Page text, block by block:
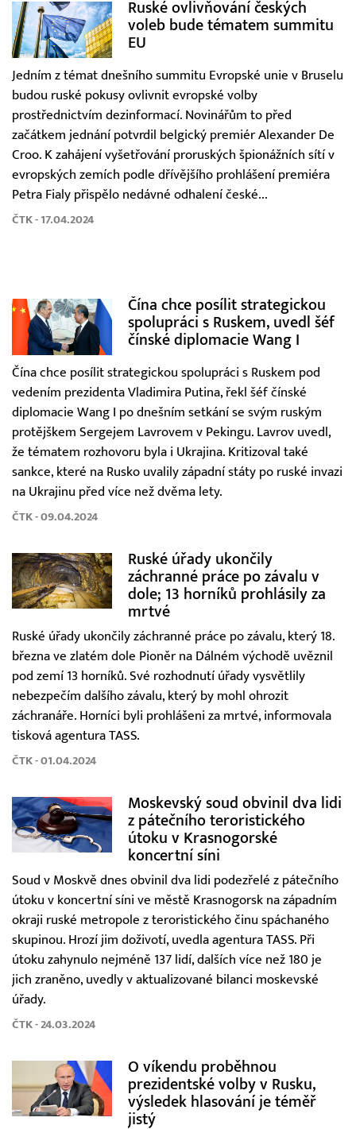
Ruské ovlivňování českých
voleb bude tématem summitu
EU
Jedním z témat dnešního summitu Evropské unie v Bruselu
budou ruské pokusy ovlivnit evropské volby
prostřednictvím dezinformací. Novinářům to před
začátkem jednání potvrdil belgický premiér Alexander De
Croo. K zahájení vyšetřování proruských špionážních sítí v
evropských zemích podle dřívějšího prohlášení premiéra
Petra Fialy přispělo nedávné odhalení české...
ČTK - 17.04.2024
Čína chce posílit strategickou
spolupráci s Ruskem, uvedl šéf
čínské diplomacie Wang I
Čína chce posílit strategickou spolupráci s Ruskem pod
vedením prezidenta Vladimira Putina, řekl šéf čínské
diplomacie Wang I po dnešním setkání se svým ruským
protějškem Sergejem Lavrovem v Pekingu. Lavrov uvedl,
že tématem rozhovoru byla i Ukrajina. Kritizoval také
sankce, které na Rusko uvalily západní státy po ruské invazi
na Ukrajinu před více než dvěma lety.
ČTK - 09.04.2024
Ruské úřady ukončily
záchranné práce po závalu v
dole; 13 horníků prohlásily za
mrtvé
Ruské úřady ukončily záchranné práce po závalu, který 18.
března ve zlatém dole Pioněr na Dálném východě uvěznil
pod zemí 13 horníků. Své rozhodnutí úřady vysvětlily
nebezpečím dalšího závalu, který by mohl ohrozit
záchranáře. Horníci byli prohlášeni za mrtvé, informovala
tisková agentura TASS.
ČTK - 01.04.2024
Moskevský soud obvinil dva lidi
z pátečního teroristického
útoku v Krasnogorské
koncertní síni
Soud v Moskvě dnes obvinil dva lidi podezřelé z pátečního
útoku v koncertní síni ve městě Krasnogorsk na západním
okraji ruské metropole z teroristického činu spáchaného
skupinou. Hrozí jim doživotí, uvedla agentura TASS. Při
útoku zahynulo nejméně 137 lidí, dalších více než 180 je
jich zraněno, uvedly v aktualizované bilanci moskevské
úřady.
ČTK - 24.03.2024
O víkendu proběhnou
prezidentské volby v Rusku,
výsledek hlasování je téměř
jistý